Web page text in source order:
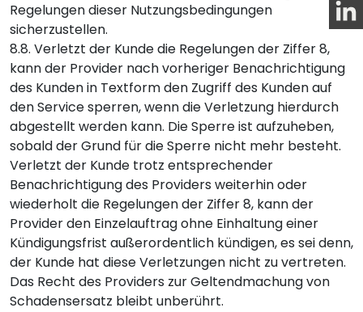
Regelungen dieser Nutzungsbedingungen
sicherzustellen.
8.8. Verletzt der Kunde die Regelungen der Ziffer 8,
kann der Provider nach vorheriger Benachrichtigung
des Kunden in Textform den Zugriff des Kunden auf
den Service sperren, wenn die Verletzung hierdurch
abgestellt werden kann. Die Sperre ist aufzuheben,
sobald der Grund für die Sperre nicht mehr besteht.
Verletzt der Kunde trotz entsprechender
Benachrichtigung des Providers weiterhin oder
wiederholt die Regelungen der Ziffer 8, kann der
Provider den Einzelauftrag ohne Einhaltung einer
Kündigungsfrist außerordentlich kündigen, es sei denn,
der Kunde hat diese Verletzungen nicht zu vertreten.
Das Recht des Providers zur Geltendmachung von
Schadensersatz bleibt unberührt.